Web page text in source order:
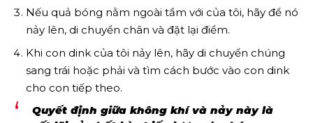
Nếu quả bóng nằm ngoài tầm với của tôi, hãy để nó
nảy lên, di chuyển chân và đặt lại điểm.
Khi con dink của tôi nảy lên, hãy di chuyển chúng
sang trái hoặc phải và tìm cách bước vào con dink
cho con tiếp theo.
Quyết định giữa không khí và nảy này là